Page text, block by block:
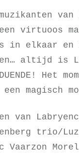
virtuoos
in elkaar
altijd is
Het
magisch
van
trio/
Vaarzon